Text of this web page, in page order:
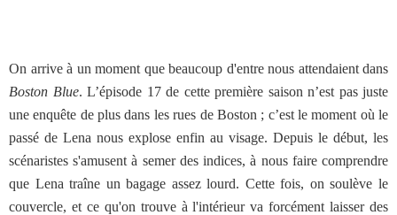
On arrive à un moment que beaucoup d'entre nous attendaient dans
Boston Blue. L’épisode 17 de cette première saison n’est pas juste
une enquête de plus dans les rues de Boston ; c’est le moment où le
passé de Lena nous explose enfin au visage. Depuis le début, les
scénaristes s'amusent à semer des indices, à nous faire comprendre
que Lena traîne un bagage assez lourd. Cette fois, on soulève le
couvercle, et ce qu'on trouve à l'intérieur va forcément laisser des